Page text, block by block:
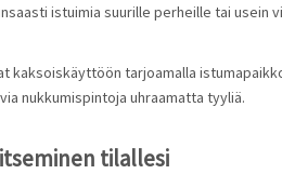
istuimia suurille perheille tai
kaksoiskäyttöön tarjoamalla
nukkumispintoja uhraamatta tyyliä.
tilallesi